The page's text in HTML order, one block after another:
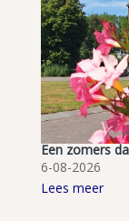
Een zomers
6-08-2026
Lees meer